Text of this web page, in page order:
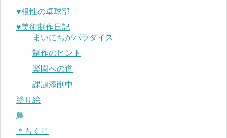
♥︎根性の卓球部
♥︎美術制作日記
まいにちがパラダイス
制作のヒント
楽園への道
課題添削中
塗り絵
鳥
＊もくじ